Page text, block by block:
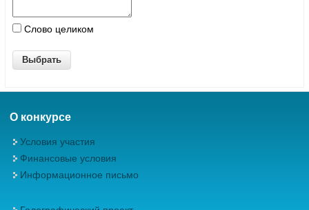
Слово целиком
О конкурсе
Условия участия
Финансовые условия
Информационное письмо